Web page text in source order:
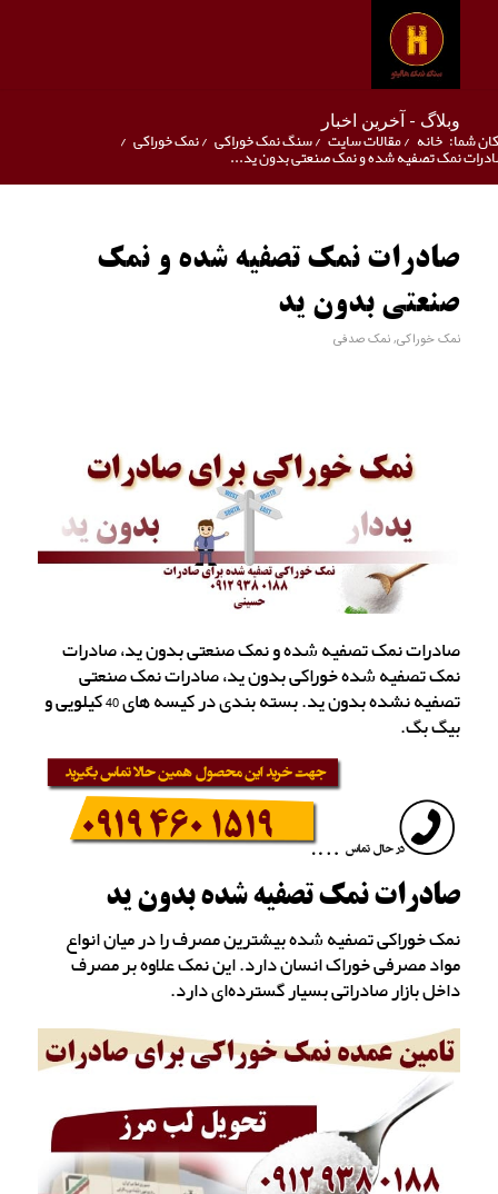
وبلاگ - آخرین اخبار
شما: خانه /مقالات سایت /سنگ نمک خوراکی /نمک خوراکی /
نمک تصفیه شده و نمک صنعتی بدون ید...
صادرات نمک تصفیه شده و نمک
صنعتی بدون ید
نمک خوراکی, نمک صدفی
صادرات نمک تصفیه شده و نمک صنعتی بدون ید، صادرات
نمک تصفیه شده خوراکی بدون ید، صادرات نمک صنعتی
تصفیه نشده بدون ید. بسته بندی در کیسه های 40 کیلویی و
بیگ بگ.
صادرات نمک تصفیه شده بدون ید
نمک خوراکی تصفیه شده بیشترین مصرف را در میان انواع
مواد مصرفی خوراک انسان دارد. این نمک علاوه بر مصرف
داخل بازار صادراتی بسیار گسترده‌ای دارد.